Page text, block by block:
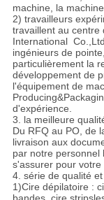
machine, la
2) travailleurs
travaillent au centre
International
ingénieurs de
particulièrement la
développement de
l'équipement de
d'expérience.
3. la meilleure
Du RFQ au PO, de
livraison aux
par notre personnel
s'assurer pour votre
4. série de qualité
1)Cire dépilatoire :
bandes, cire